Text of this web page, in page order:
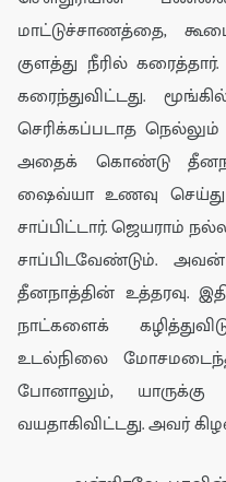
மாட்டுச்சாணத்தை,
குளத்து நீரில் கரைத்தா
கரைந்துவிட்டது.
செரிக்கப்படாத நெல்லும்
அதைக் கொண்டு தீ
ஷைவ்யாஉணவு
சாப்பிட்டார். ஜெயராம்
சாப்பிடவேண்டும்.
தீனநாத்தின் உத்தரவு.
நாட்களைக்
உடல்நிலை
போனாலும், யாருக்கு
வயதாகிவிட்டது. அவர்